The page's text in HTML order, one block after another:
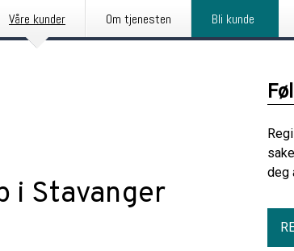
Våre kunder Om tjenesten Bli kunde
i Stavanger
deg